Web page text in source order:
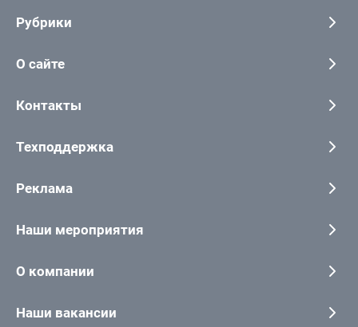
Рубрики
О сайте
Контакты
Техподдержка
Реклама
Наши мероприятия
О компании
Наши вакансии